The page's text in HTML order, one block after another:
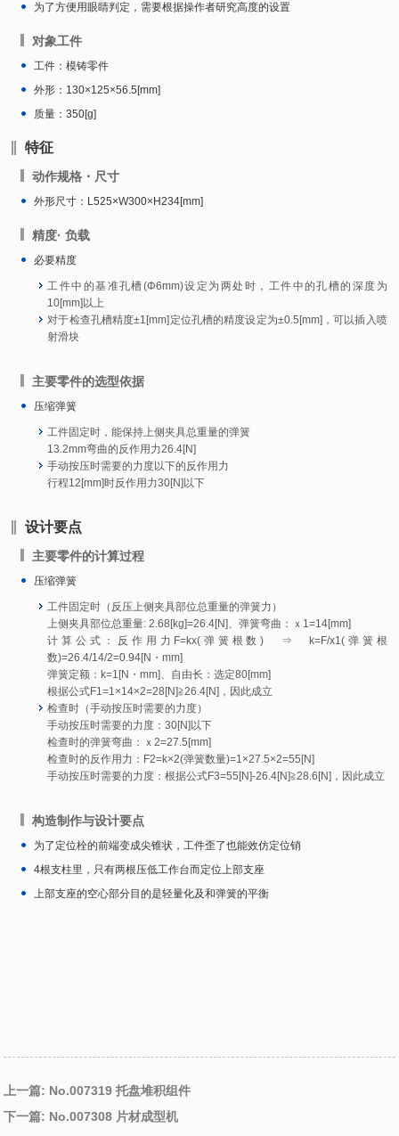
为了方便用眼睛判定，需要根据操作者研究高度的设置
对象工件
工件：模铸零件
外形：130×125×56.5[mm]
质量：350[g]
特征
动作规格・尺寸
外形尺寸： L525×W300×H234[mm]
精度· 负载
必要精度
工件中的基准孔槽(Φ6mm)设定为两处时，工件中的孔槽的深度为
10[mm]以上
对于检查孔槽精度±1[mm]定位孔槽的精度设定为±0.5[mm]，可以插入喷
射滑块
主要零件的选型依据
压缩弹簧
工件固定时，能保持上侧夹具总重量的弹簧
13.2mm弯曲的反作用力26.4[N]
手动按压时需要的力度以下的反作用力
行程12[mm]时反作用力30[N]以下
设计要点
主要零件的计算过程
压缩弹簧
工件固定时（反压上侧夹具部位总重量的弹簧力）
上侧夹具部位总重量: 2.68[kg]=26.4[N]、弹簧弯曲：ｘ1=14[mm]
计算公式：反作用力F=kx(弹簧根数) ⇒ k=F/x1(弹簧根
数)=26.4/14/2=0.94[N・mm]
弹簧定额：k=1[N・mm]、自由长：选定80[mm]
根据公式F1=1×14×2=28[N]≧26.4[N]，因此成立
检查时（手动按压时需要的力度）
手动按压时需要的力度：30[N]以下
检查时的弹簧弯曲：ｘ2=27.5[mm]
检查时的反作用力：F2=k×2(弹簧数量)=1×27.5×2=55[N]
手动按压时需要的力度：根据公式F3=55[N]-26.4[N]≧28.6[N]，因此成立
构造制作与设计要点
为了定位栓的前端变成尖锥状，工件歪了也能效仿定位销
4根支柱里，只有两根压低工作台而定位上部支座
上部支座的空心部分目的是轻量化及和弹簧的平衡
上一篇: No.007319 托盘堆积组件
下一篇: No.007308 片材成型机